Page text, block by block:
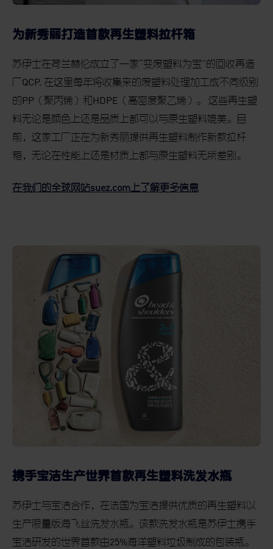
为新秀丽打造首款再生塑料拉杆箱
苏伊士在荷兰赫伦成立了一家“变废塑料为宝”的回收再造
厂QCP. 在这里每年将收集来的废塑料处理加工成不同级别
的PP （聚丙烯）和HDPE （高密度聚乙烯）。
这些再生塑
料无论是颜色上还是品质上都可以与原生塑料媲美。目
前，这家工厂正在为新秀丽提供再生塑料制作新款拉杆
箱，无论在性能上还是材质上都与原生塑料无所差别。
在我们的全球网站suez.com上了解更多信息
携手宝洁生产世界首款再生塑料洗发水瓶
苏伊士与宝洁合作，在法国为宝洁提供优质的再生塑料以
生产限量版海飞丝洗发水瓶。该款洗发水瓶是苏伊士携手
宝洁研发的世界首款由25%海洋塑料垃圾制成的包装瓶。